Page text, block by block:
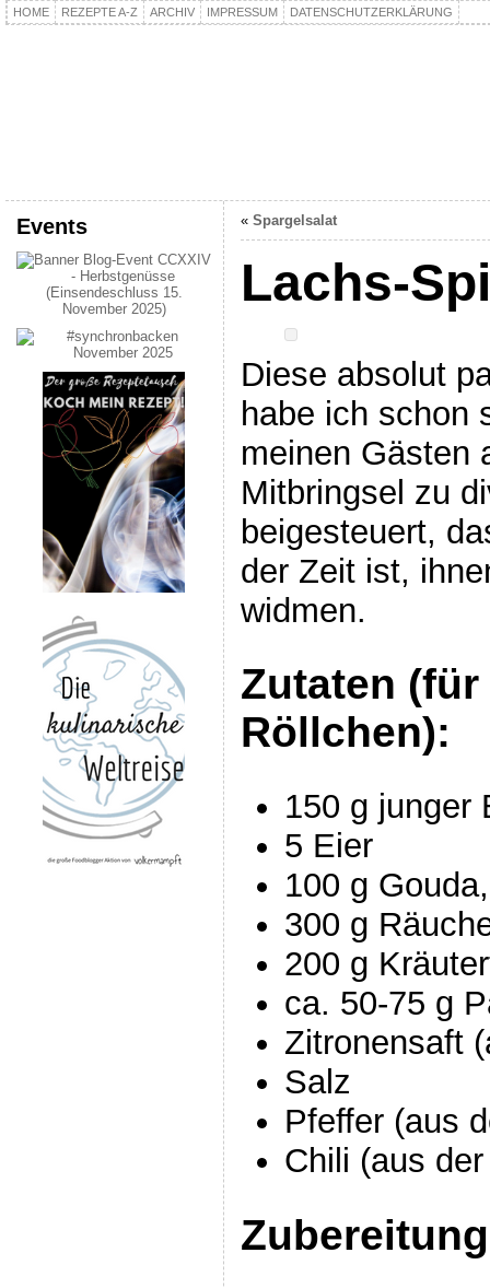
HOME REZEPTE A-Z ARCHIV IMPRESSUM DATENSCHUTZERKLÄRUNG
Events « Spargelsalat
Lachs-
Diese absolut
habe ich schon
meinen Gästen
Mitbringsel zu
beigesteuert,
der Zeit ist,
widmen.
Zutaten (für
Röllchen):
150 g junger
5 Eier
100 g
300 g
200 g
ca. 50-75 g
Zitronensaft
Salz
Pfeffer (aus
Chili (aus